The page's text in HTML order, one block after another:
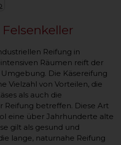
Reifung in
Räumen reift der
Die Käsereifung
Vielzahl von Vorteilen, die
als auch die
betreffen. Diese Art
eine über Jahrhunderte alte
gilt als gesund und
lange, naturnahe Reifung